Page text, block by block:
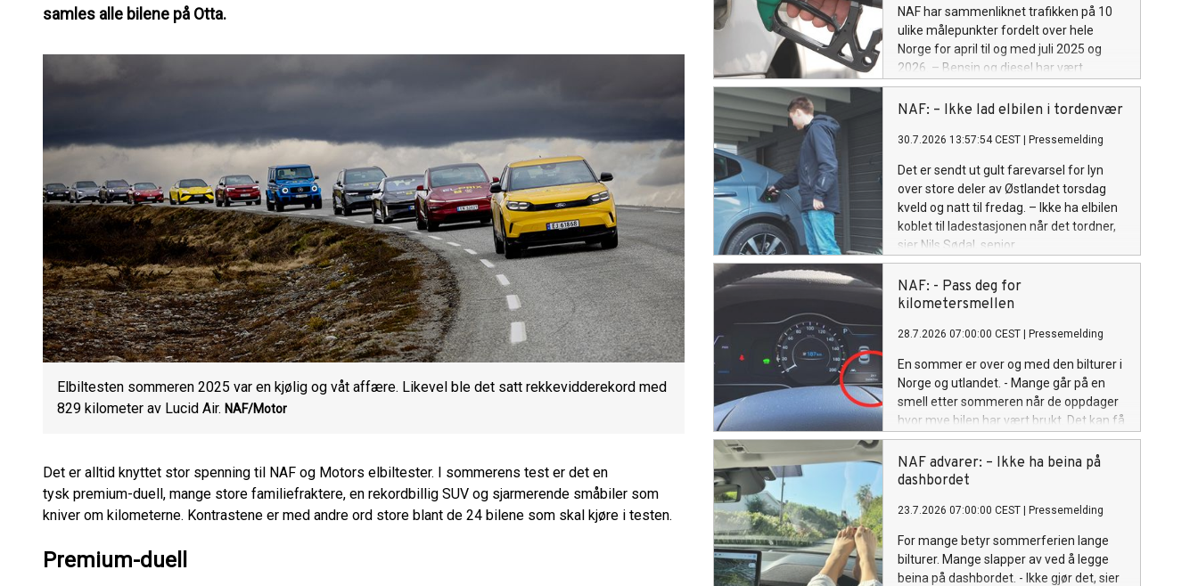
samles alle bilene på Otta.
Elbiltesten sommeren 2025 var en kjølig og våt affære. Likevel ble det satt rekkevidderekord med
829 kilometer av Lucid Air. NAF/Motor
Det er alltid knyttet stor spenning til NAF og Motors elbiltester. I sommerens test er det en
tysk premium-duell, mange store familiefraktere, en rekordbillig SUV og sjarmerende småbiler som
kniver om kilometerne. Kontrastene er med andre ord store blant de 24 bilene som skal kjøre i testen.
Premium-duell
NAF har sammenliknet trafikken på 10
ulike målepunkter fordelt over hele
Norge for april til og med juli 2025 og
2026. – Bensin og diesel har vært
billigere, men folk har ikke kjørt mer, sier
Ingunn Handagard, pressesjef i NAF.
NAF: – Ikke lad elbilen i tordenvær
30.7.2026 13:57:54 CEST Pressemelding
Det er sendt ut gult farevarsel for lyn
over store deler av Østlandet torsdag
kveld og natt til fredag. – Ikke ha elbilen
koblet til ladestasjonen når det tordner,
sier Nils Sødal, senior
kommunikasjonsrådgiver i NAF.
NAF: - Pass deg for
kilometersmellen
28.7.2026 07:00:00 CEST Pressemelding
En sommer er over og med den bilturer i
Norge og utlandet. - Mange går på en
smell etter sommeren når de oppdager
hvor mye bilen har vært brukt. Det kan få
stor betydning for forsikring og
leasingavtaler, advarer NAF.
NAF advarer: – Ikke ha beina på
dashbordet
23.7.2026 07:00:00 CEST Pressemelding
For mange betyr sommerferien lange
bilturer. Mange slapper av ved å legge
beina på dashbordet. - Ikke gjør det, sier